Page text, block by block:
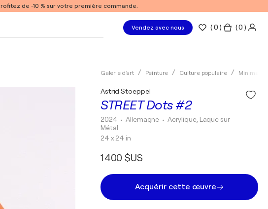
de -10 % sur votre première commande.
Vendez avec nous (0 ) ( 0 )
Galerie d'art Peinture Culture populaire
STREET Dots #2
Astrid Stoeppel
2024 • Allemagne • Acrylique, Laque sur
Métal
24 x 24 in
1 400 $US
Acquérir cette œuvre